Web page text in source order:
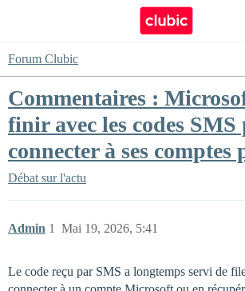
Forum Clubic
Commentaires :
finir avec les codes SMS
connecter à ses comptes
Débat sur l'actu
Admin Mai 19, 2026, 5:41
1
Le code reçu par SMS a longtemps servi de